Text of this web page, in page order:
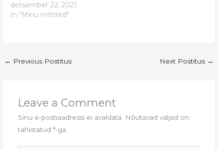
detsember 22, 2021
In "Minu mõtted"
← Previous Postitus Next Postitus →
Leave a Comment
Sinu e-postiaadressi ei avaldata. Nõutavad väljad on
tähistatud *-ga